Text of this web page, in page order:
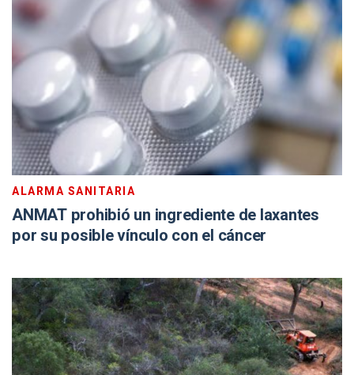
ALARMA SANITARIA
ANMAT prohibió un ingrediente de laxantes
por su posible vínculo con el cáncer